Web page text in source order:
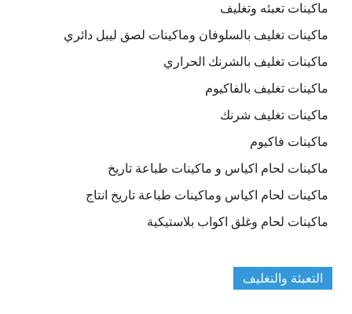
ماكينات تعبئه وتغليف
ماكينات تغليف بالسلوفان وماكينات لصق ليبل دائري
ماكينات تغليف بالشرنك الحراري
ماكينات تغليف بالفاكيوم
ماكينات تغليف شرنك
ماكينات فاكيوم
ماكينات لحام اكياس و ماكينات طباعة تاريخ
ماكينات لحام اكياس وماكينات طباعة تاريخ انتاج
ماكينات لحام وغلق اكواب بلاستيكية
التعبئة والتغليف